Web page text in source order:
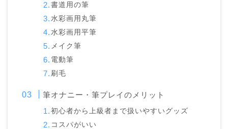
書道用の筆
水彩画用丸筆
水彩画用平筆
メイク筆
電動筆
刷毛
筆オナニー・筆プレイのメリット
初心者から上級者まで扱いやすいグッズ
コスパがいい